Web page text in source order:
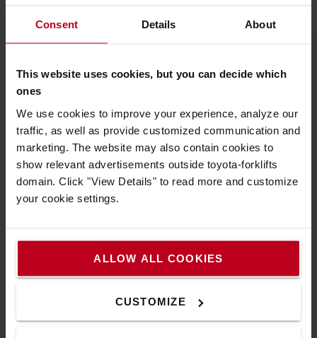
Consent Details About
This website uses cookies, but you can decide which
ones
We use cookies to improve your experience, analyze our
traffic, as well as provide customized communication and
marketing. The website may also contain cookies to
show relevant advertisements outside toyota-forklifts
domain. Click "View Details" to read more and customize
your cookie settings.
ALLOW ALL COOKIES
CUSTOMIZE
colonne de direction réglable permettent à chaque cariste
de bénéficier d’un confort très ergonomique.
Excellente visibilité panoramique